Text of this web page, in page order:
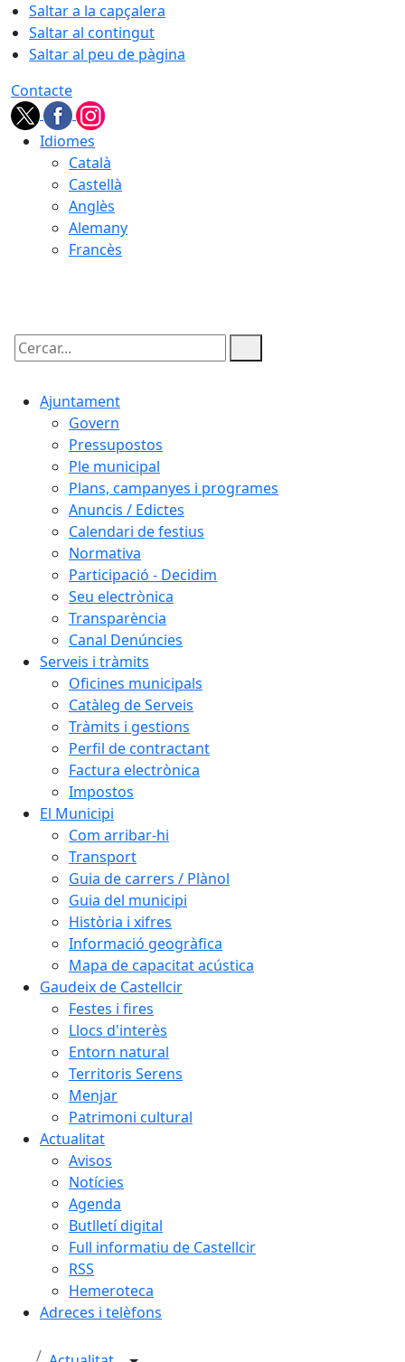
Saltar a la capçalera
Saltar al contingut
Saltar al peu de pàgina
Contacte
Idiomes
Català
Castellà
Anglès
Alemany
Francès
Cercar:
Ajuntament
Govern
Pressupostos
Ple municipal
Plans, campanyes i programes
Anuncis / Edictes
Calendari de festius
Normativa
Participació - Decidim
Seu electrònica
Transparència
Canal Denúncies
Serveis i tràmits
Oficines municipals
Catàleg de Serveis
Tràmits i gestions
Perfil de contractant
Factura electrònica
Impostos
El Municipi
Com arribar-hi
Transport
Guia de carrers / Plànol
Guia del municipi
Història i xifres
Informació geogràfica
Mapa de capacitat acústica
Gaudeix de Castellcir
Festes i fires
Llocs d'interès
Entorn natural
Territoris Serens
Menjar
Patrimoni cultural
Actualitat
Avisos
Notícies
Agenda
Butlletí digital
Full informatiu de Castellcir
RSS
Hemeroteca
Adreces i telèfons